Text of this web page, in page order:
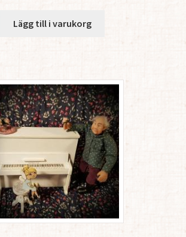
Lägg till i varukorg